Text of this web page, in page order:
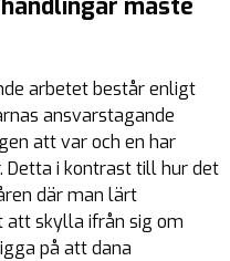
måste
arbetet består enligt
ansvarstagande
att var och en har
Detta i kontrast till hur det
där man lärt
skylla ifrån sig om
på att dana